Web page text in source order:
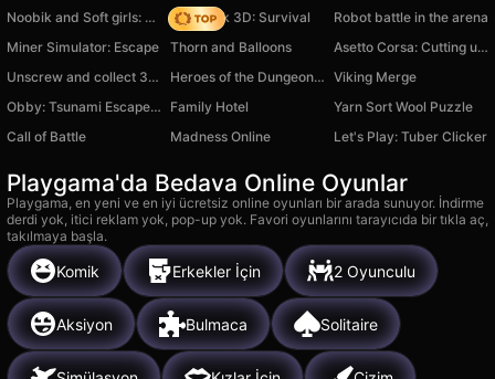
Noobik and Soft girls: Prison Escape! Skyblock 3D: Survival
Robot battle in the arena
Miner Simulator: Escape
Thorn and Balloons
Asetto Corsa: Cutting up in BMW M8
Unscrew and collect 3 screws!
Heroes of the Dungeons: Match-3 RPG Viking Merge
Obby: Tsunami Escape +1 by Car
Family Hotel
Yarn Sort Wool Puzzle
Call of Battle
Madness Online Let's Play: Tuber Clicker
Playgama'da Bedava Online Oyunlar
Playgama, en yeni ve en iyi ücretsiz online oyunları bir arada sunuyor. İndirme
derdi yok, itici reklam yok, pop-up yok. Favori oyunlarını tarayıcıda bir tıkla aç,
takılmaya başla.
Komik Erkekler İçin 2 Oyunculu
Aksiyon Bulmaca Solitaire